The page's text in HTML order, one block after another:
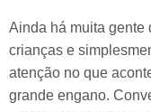
Ainda há muita gente
crianças e
atenção no que
grande engano.